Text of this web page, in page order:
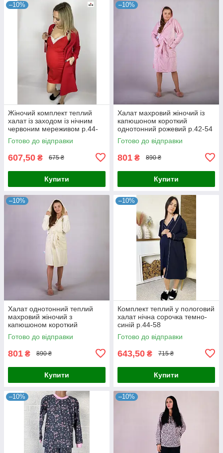
–10%
Жіночий комплект теплий
халат із заходом із нічним
червоним мереживом р.44-
58
Готово до відправки
607,50 ₴ 675 ₴
Купити
–10%
Халат махровий жіночий із
капюшоном короткий
однотонний рожевий р.42-54
Готово до відправки
801 ₴ 890 ₴
Купити
–10%
Халат однотонний теплий
махровий жіночий з
капюшоном короткий
молочний р.42-54
Готово до відправки
801 ₴ 890 ₴
Купити
–10%
Комплект теплий у пологовий
халат нічна сорочка темно-
синій р.44-58
Готово до відправки
643,50 ₴ 715 ₴
Купити
–10% –10%